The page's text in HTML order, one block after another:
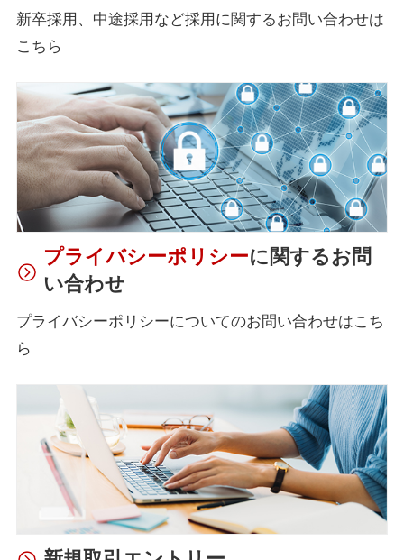
新卒採用、中途採用など採用に関するお問い合わせは
こちら
プライバシーポリシーに関するお問
い合わせ
プライバシーポリシーについてのお問い合わせはこち
ら